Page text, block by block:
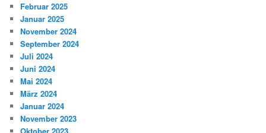
Februar 2025
Januar 2025
November 2024
September 2024
Juli 2024
Juni 2024
Mai 2024
März 2024
Januar 2024
November 2023